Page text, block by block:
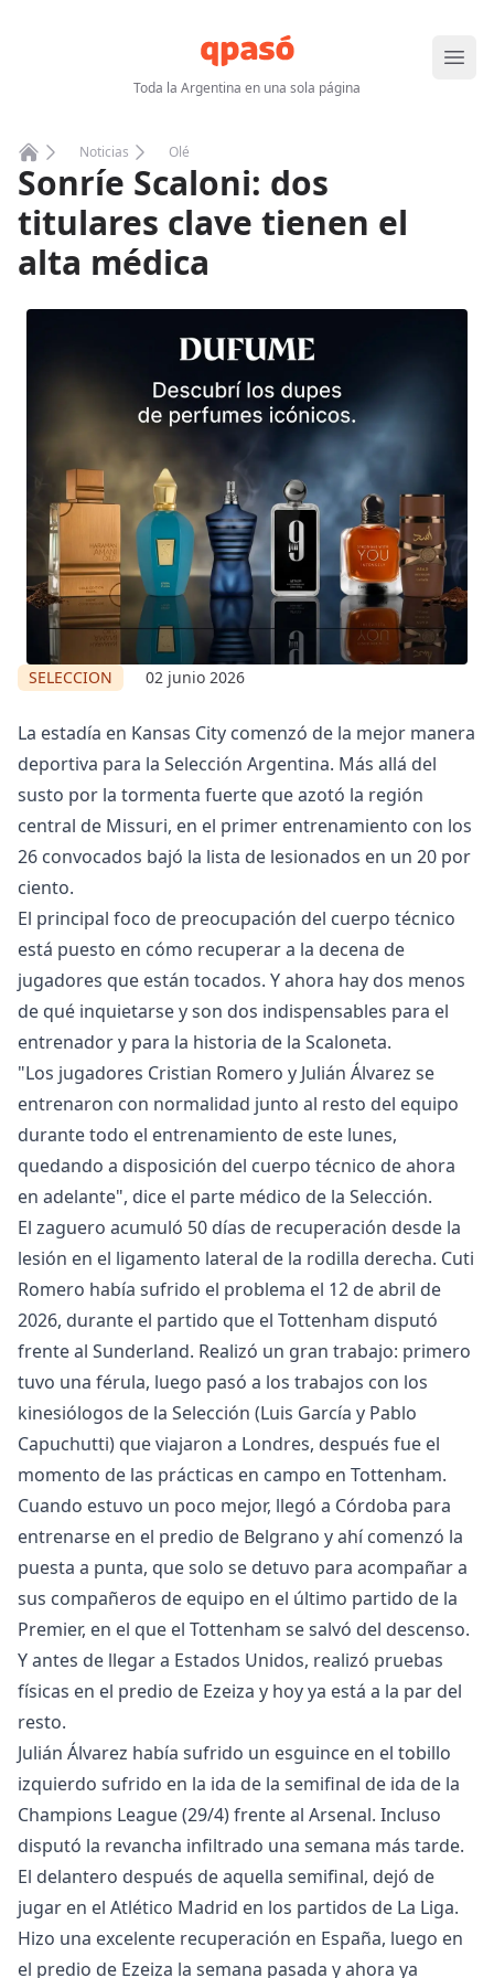
Toda la Argentina en una sola página
Abrir
Home
Noticias Olé
Sonríe Scaloni: dos
titulares clave tienen el
alta médica
SELECCION 02 junio 2026
La estadía en Kansas City comenzó de la mejor manera
deportiva para la Selección Argentina. Más allá del
susto por la tormenta fuerte que azotó la región
central de Missuri, en el primer entrenamiento con los
26 convocados bajó la lista de lesionados en un 20 por
ciento.
El principal foco de preocupación del cuerpo técnico
está puesto en cómo recuperar a la decena de
jugadores que están tocados. Y ahora hay dos menos
de qué inquietarse y son dos indispensables para el
entrenador y para la historia de la Scaloneta.
"Los jugadores Cristian Romero y Julián Álvarez se
entrenaron con normalidad junto al resto del equipo
durante todo el entrenamiento de este lunes,
quedando a disposición del cuerpo técnico de ahora
en adelante", dice el parte médico de la Selección.
El zaguero acumuló 50 días de recuperación desde la
lesión en el ligamento lateral de la rodilla derecha. Cuti
Romero había sufrido el problema el 12 de abril de
2026, durante el partido que el Tottenham disputó
frente al Sunderland. Realizó un gran trabajo: primero
tuvo una férula, luego pasó a los trabajos con los
kinesiólogos de la Selección (Luis García y Pablo
Capuchutti) que viajaron a Londres, después fue el
momento de las prácticas en campo en Tottenham.
Cuando estuvo un poco mejor, llegó a Córdoba para
entrenarse en el predio de Belgrano y ahí comenzó la
puesta a punta, que solo se detuvo para acompañar a
sus compañeros de equipo en el último partido de la
Premier, en el que el Tottenham se salvó del descenso.
Y antes de llegar a Estados Unidos, realizó pruebas
físicas en el predio de Ezeiza y hoy ya está a la par del
resto.
Julián Álvarez había sufrido un esguince en el tobillo
izquierdo sufrido en la ida de la semifinal de ida de la
Champions League (29/4) frente al Arsenal. Incluso
disputó la revancha infiltrado una semana más tarde.
El delantero después de aquella semifinal, dejó de
jugar en el Atlético Madrid en los partidos de La Liga.
Hizo una excelente recuperación en España, luego en
el predio de Ezeiza la semana pasada y ahora ya